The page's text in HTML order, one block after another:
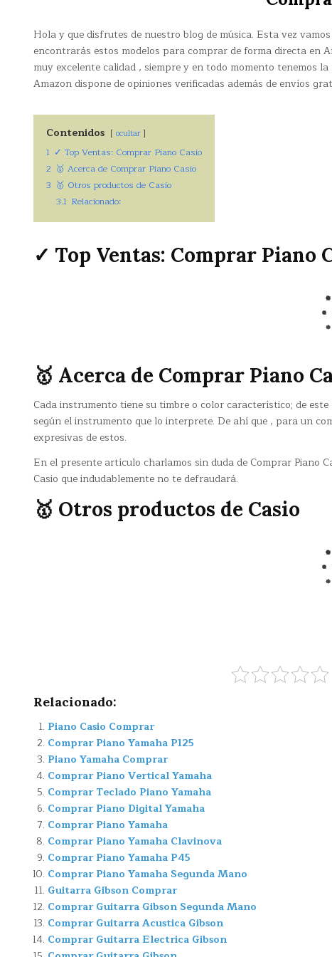
Hola y que disfrutes de nuestro blog de música. Esta vez
encontrarás estos modelos para comprar de forma directa en
muy excelente calidad , siempre y en todo momento tenemos
Amazon dispone de opiniones verificadas además de envíos
Contenidos ocultar
1 ✓ Top Ventas: Comprar Piano Casio
2 🥇 Acerca de Comprar Piano Casio
3 🥇 Otros productos de Casio
3.1 Relacionado:
✓ Top Ventas: Comprar Piano
🥇 Acerca de Comprar Piano
Cada instrumento tiene su timbre o color característico; de
según el instrumento que lo interprete. De ahí que , para un
expresivas de estos.
En el presente artículo charlamos sin duda de Comprar Piano
Casio que indudablemente no te defraudará.
🥇 Otros productos de Casio
Relacionado:
Piano Casio Comprar
Comprar Piano Yamaha P125
Piano Yamaha Comprar
Comprar Piano Vertical Yamaha
Comprar Teclado Piano Yamaha
Comprar Piano Digital Yamaha
Comprar Piano Yamaha
Comprar Piano Yamaha Clavinova
Comprar Piano Yamaha P45
Comprar Piano Yamaha Segunda Mano
Guitarra Gibson Comprar
Comprar Guitarra Gibson Segunda Mano
Comprar Guitarra Acustica Gibson
Comprar Guitarra Electrica Gibson